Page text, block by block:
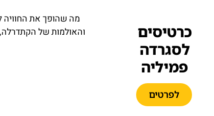
כרטיסים
לסגרדה
פמיליה
לפרטים
מה שהופך את החוויה
והאולמות של